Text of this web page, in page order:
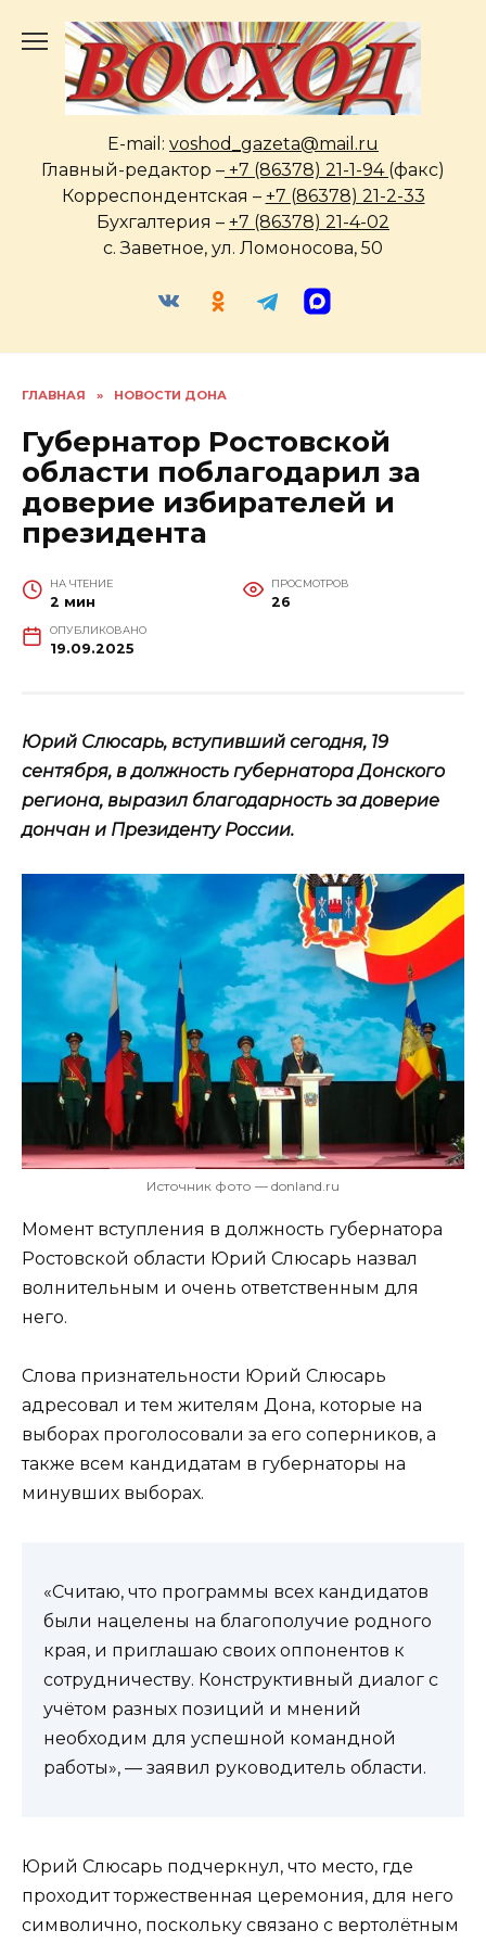
содержанию
E-mail: voshod_gazeta@mail.ru
Главный-редактор – +7 (86378) 21-1-94 (факс)
Корреспондентская – +7 (86378) 21-2-33
Бухгалтерия – +7 (86378) 21-4-02
с. Заветное, ул. Ломоносова, 50
ГЛАВНАЯ » НОВОСТИ ДОНА
Губернатор Ростовской
области поблагодарил за
доверие избирателей и
президента
НА ЧТЕНИЕ
2 мин
ПРОСМОТРОВ
26
ОПУБЛИКОВАНО
19.09.2025
Юрий Слюсарь, вступивший сегодня, 19
сентября, в должность губернатора Донского
региона, выразил благодарность за доверие
дончан и Президенту России.
Источник фото — donland.ru
Момент вступления в должность губернатора
Ростовской области Юрий Слюсарь назвал
волнительным и очень ответственным для
него.
Слова признательности Юрий Слюсарь
адресовал и тем жителям Дона, которые на
выборах проголосовали за его соперников, а
также всем кандидатам в губернаторы на
минувших выборах.
«Считаю, что программы всех кандидатов
были нацелены на благополучие родного
края, и приглашаю своих оппонентов к
сотрудничеству. Конструктивный диалог с
учётом разных позиций и мнений
необходим для успешной командной
работы», — заявил руководитель области.
Юрий Слюсарь подчеркнул, что место, где
проходит торжественная церемония, для него
символично, поскольку связано с вертолётным